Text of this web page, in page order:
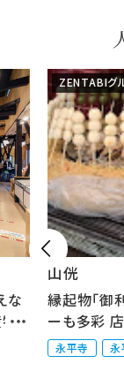
な
物
ZENTABIグ
山侊
縁起物「御
ーも多彩
に...
永平寺 永
